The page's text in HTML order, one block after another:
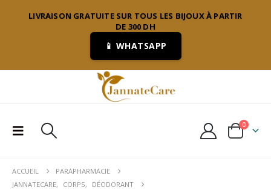
LIVRAISON GRATUITE SUR TOUS LES BIJOUX À PARTIR
DE 300 DH
📱 WHATSAPP
0
ACCUEIL
PARAPHARMACIE
JANNATECARE, CORPS,
DÉODORANT